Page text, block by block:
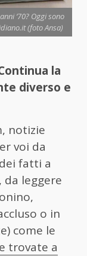
‘70? Oggi sono
(foto Ansa)
la
diverso e
notizie
voi da
fatti a
leggere
o in
come le
trovate a